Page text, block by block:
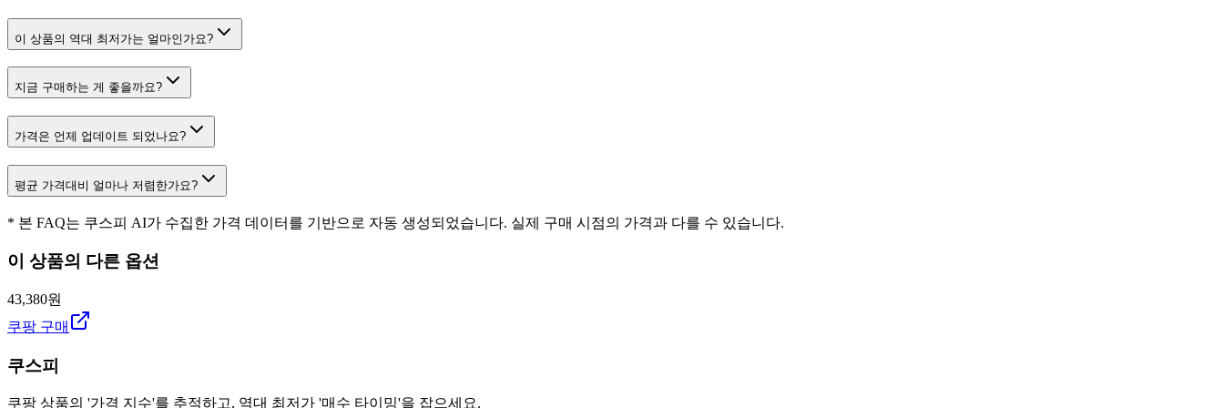
이 상품의 역대 최저가는 얼마인가요?
지금 구매하는 게 좋을까요?
가격은 언제 업데이트 되었나요?
평균 가격대비 얼마나 저렴한가요?
* 본 FAQ는 쿠스피 AI가 수집한 가격 데이터를 기반으로 자동 생성되었습니다. 실제 구매 시점의 가격과 다를 수 있습니다.
이 상품의 다른 옵션
43,380원
쿠팡 구매
쿠스피
쿠팡 상품의 '가격 지수'를 추적하고, 역대 최저가 '매수 타이밍'을 잡으세요.